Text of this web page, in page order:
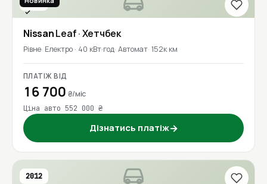
2018
Перевірено
NissanLeaf· Хетчбек
Рівне Електро · 40 кВт·год Автомат 152к км
ПЛАТІЖ ВІД
16 700 ₴/міс
Ціна авто 552 000 ₴
Дізнатись платіж→
2012